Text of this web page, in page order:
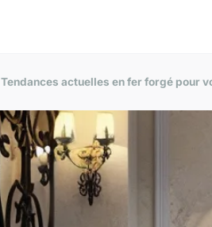
Tendances actuelles en fer forgé pour